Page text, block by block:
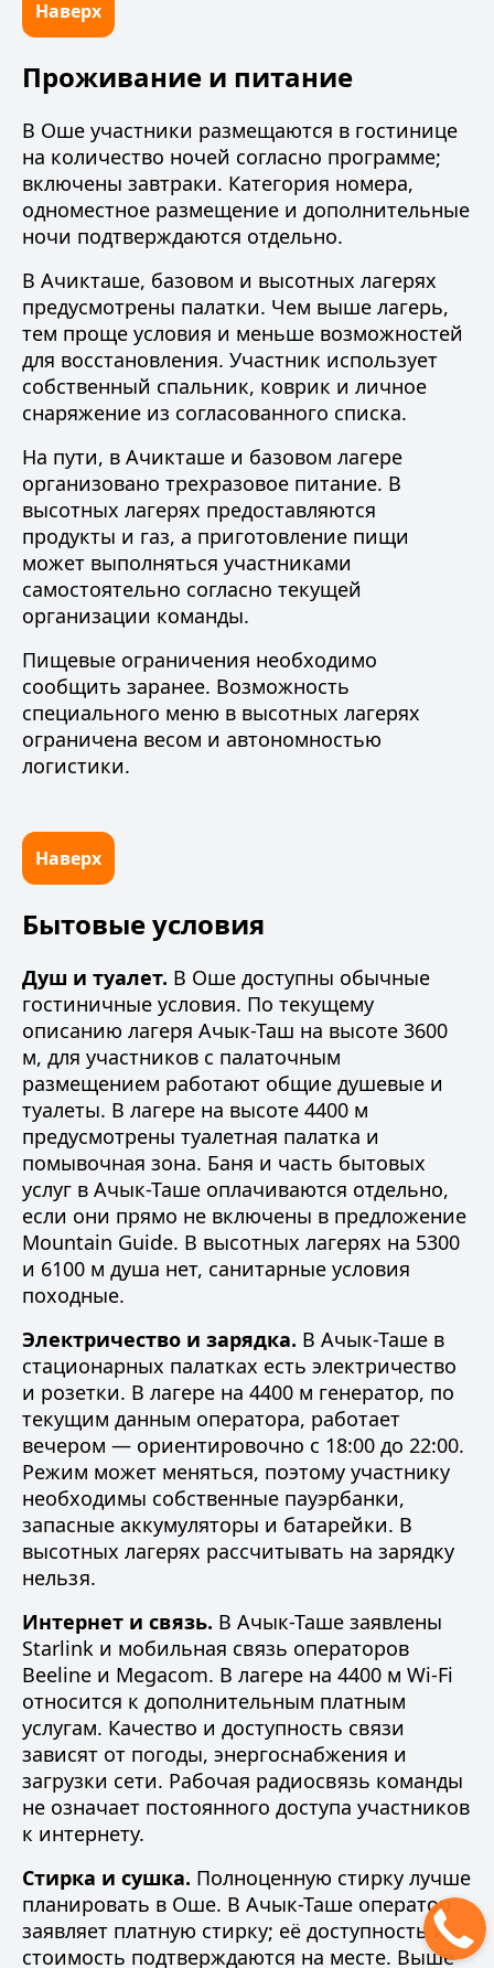
Наверх
Проживание и питание
В Оше участники размещаются в гостинице
на количество ночей согласно программе;
включены завтраки. Категория номера,
одноместное размещение и дополнительные
ночи подтверждаются отдельно.
В Ачикташе, базовом и высотных лагерях
предусмотрены палатки. Чем выше лагерь,
тем проще условия и меньше возможностей
для восстановления. Участник использует
собственный спальник, коврик и личное
снаряжение из согласованного списка.
На пути, в Ачикташе и базовом лагере
организовано трехразовое питание. В
высотных лагерях предоставляются
продукты и газ, а приготовление пищи
может выполняться участниками
самостоятельно согласно текущей
организации команды.
Пищевые ограничения необходимо
сообщить заранее. Возможность
специального меню в высотных лагерях
ограничена весом и автономностью
логистики.
Наверх
Бытовые условия
Душ и туалет. В Оше доступны обычные
гостиничные условия. По текущему
описанию лагеря Ачык-Таш на высоте 3600
м, для участников с палаточным
размещением работают общие душевые и
туалеты. В лагере на высоте 4400 м
предусмотрены туалетная палатка и
помывочная зона. Баня и часть бытовых
услуг в Ачык-Таше оплачиваются отдельно,
если они прямо не включены в предложение
Mountain Guide. В высотных лагерях на 5300
и 6100 м душа нет, санитарные условия
походные.
Электричество и зарядка. В Ачык-Таше в
стационарных палатках есть электричество
и розетки. В лагере на 4400 м генератор, по
текущим данным оператора, работает
вечером — ориентировочно с 18:00 до 22:00.
Режим может меняться, поэтому участнику
необходимы собственные пауэрбанки,
запасные аккумуляторы и батарейки. В
высотных лагерях рассчитывать на зарядку
нельзя.
Интернет и связь. В Ачык-Таше заявлены
Starlink и мобильная связь операторов
Beeline и Megacom. В лагере на 4400 м Wi-Fi
относится к дополнительным платным
услугам. Качество и доступность связи
зависят от погоды, энергоснабжения и
загрузки сети. Рабочая радиосвязь команды
не означает постоянного доступа участников
к интернету.
Стирка и сушка. Полноценную стирку лучше
планировать в Оше. В Ачык-Таше оператор
заявляет платную стирку; её доступность и
стоимость подтверждаются на месте. Выше